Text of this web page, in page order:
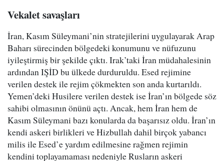
Vekalet savaşları
İran, Kasım Süleymani’nin stratejilerini uygulayarak Arap
Baharı sürecinden bölgedeki konumunu ve nüfuzunu
iyileştirmiş bir şekilde çıktı. Irak’taki İran müdahalesinin
ardından IŞİD bu ülkede durduruldu. Esed rejimine
verilen destek ile rejim çökmekten son anda kurtarıldı.
Yemen’deki Husilere verilen destek ise İran’ın bölgede söz
sahibi olmasının önünü açtı. Ancak, hem İran hem de
Kasım Süleymani bazı konularda da başarısız oldu. İran’ın
kendi askeri birlikleri ve Hizbullah dahil birçok yabancı
milis ile Esed’e yardım edilmesine rağmen rejimin
kendini toplayamaması nedeniyle Rusların askeri